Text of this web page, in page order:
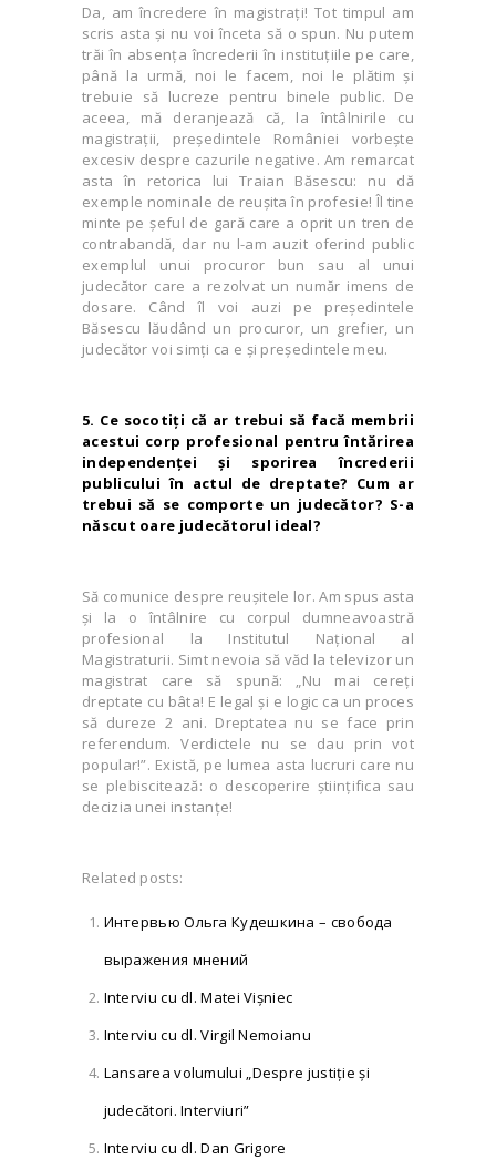
Da, am încredere în magistraţi! Tot timpul am
scris asta și nu voi înceta să o spun. Nu putem
trăi în absența încrederii în instituţiile pe care,
până la urmă, noi le facem, noi le plătim și
trebuie să lucreze pentru binele public. De
aceea, mă deranjează că, la întâlnirile cu
magistraţii, preşedintele României vorbeşte
excesiv despre cazurile negative. Am remarcat
asta în retorica lui Traian Băsescu: nu dă
exemple nominale de reuşita în profesie! Îl tine
minte pe șeful de gară care a oprit un tren de
contrabandă, dar nu l-am auzit oferind public
exemplul unui procuror bun sau al unui
judecător care a rezolvat un număr imens de
dosare. Când îl voi auzi pe preşedintele
Băsescu lăudând un procuror, un grefier, un
judecător voi simţi ca e și preşedintele meu.
5. Ce socotiţi că ar trebui să facă membrii
acestui corp profesional pentru întărirea
independenţei şi sporirea încrederii
publicului în actul de dreptate? Cum ar
trebui să se comporte un judecător? S-a
născut oare judecătorul ideal?
Să comunice despre reuşitele lor. Am spus asta
și la o întâlnire cu corpul dumneavoastră
profesional la Institutul Naţional al
Magistraturii. Simt nevoia să văd la televizor un
magistrat care să spună: „Nu mai cereţi
dreptate cu bâta! E legal și e logic ca un proces
să dureze 2 ani. Dreptatea nu se face prin
referendum. Verdictele nu se dau prin vot
popular!”. Există, pe lumea asta lucruri care nu
se plebiscitează: o descoperire ştiinţifica sau
decizia unei instanţe!
Related posts:
Интервью Ольга Кудешкина – свобода
выражения мнений
Interviu cu dl. Matei Vişniec
Interviu cu dl. Virgil Nemoianu
Lansarea volumului „Despre justiţie şi
judecători. Interviuri”
Interviu cu dl. Dan Grigore